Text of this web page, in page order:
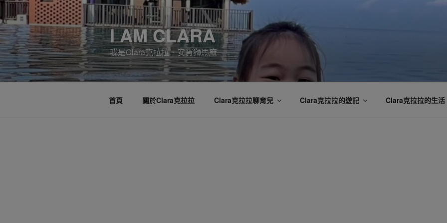
跳
至
主
要
內
容
I AM CLARA
我是Clara克拉拉．安寶獅馬麻
首頁 關於Clara克拉拉 Clara克拉拉聊育兒 Clara克拉拉的遊記 Clara克拉拉的生活